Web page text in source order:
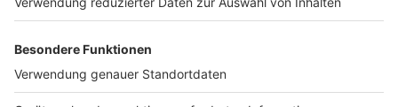
Werben
Archiv
ANTENNE BAYERN GROUP